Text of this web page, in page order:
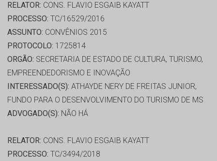
RELATOR: CONS. FLAVIO ESGAIB KAYATT
PROCESSO: TC/16529/2016
ASSUNTO: CONVÊNIOS 2015
PROTOCOLO: 1725814
ORGÃO: SECRETARIA DE ESTADO DE CULTURA, TURISMO,
EMPREENDEDORISMO E INOVAÇÃO
INTERESSADO(S): ATHAYDE NERY DE FREITAS JUNIOR,
FUNDO PARA O DESENVOLVIMENTO DO TURISMO DE MS
ADVOGADO(S): NÃO HÁ
RELATOR: CONS. FLAVIO ESGAIB KAYATT
PROCESSO: TC/3494/2018